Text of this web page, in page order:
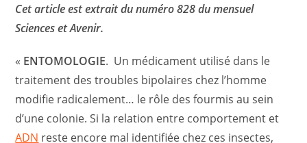
Cet article est extrait du numéro 828 du mensuel
Sciences et Avenir.
« ENTOMOLOGIE. Un médicament utilisé dans le
traitement des troubles bipolaires chez l’homme
modifie radicalement… le rôle des fourmis au sein
d’une colonie. Si la relation entre comportement et
ADN reste encore mal identifiée chez ces insectes,